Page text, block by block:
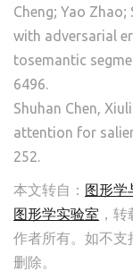
Cheng; Yao
with adversarial
tosemantic
6496.
Shuhan Chen,
attention for
252.
本文转自： 图形学
图形学实验室 ，
作者所有。如不支
删除。